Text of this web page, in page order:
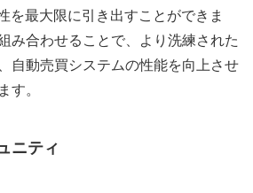
を最大限に引き出すことができま
み合わせることで、より洗練された
自動売買システムの性能を向上させ
す。
ニティ